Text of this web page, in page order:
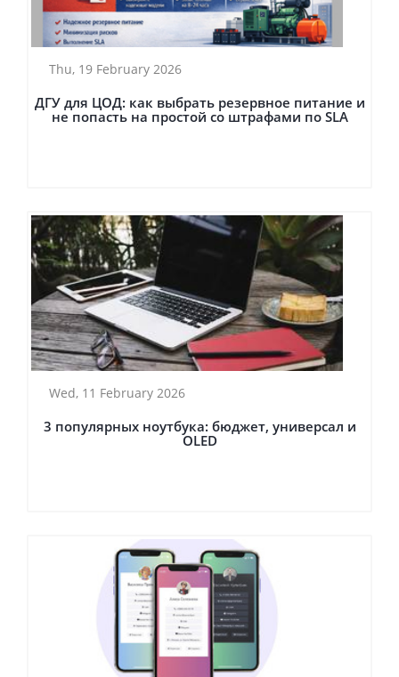
Thu, 19 February 2026
ДГУ для ЦОД: как выбрать резервное питание и
не попасть на простой со штрафами по SLA
Wed, 11 February 2026
3 популярных ноутбука: бюджет, универсал и
OLED